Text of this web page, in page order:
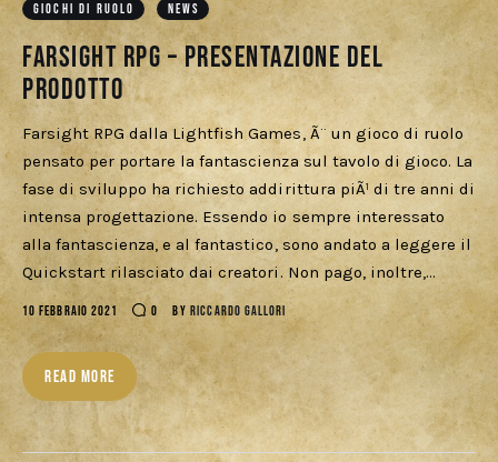
GIOCHI DI RUOLO NEWS
Farsight Rpg – Presentazione del
prodotto
Farsight RPG dalla Lightfish Games, Ã¨ un gioco di ruolo
pensato per portare la fantascienza sul tavolo di gioco. La
fase di sviluppo ha richiesto addirittura piÃ¹ di tre anni di
intensa progettazione. Essendo io sempre interessato
alla fantascienza, e al fantastico, sono andato a leggere il
Quickstart rilasciato dai creatori. Non pago, inoltre,…
10 FEBBRAIO 2021 0 BY RICCARDO GALLORI
READ MORE